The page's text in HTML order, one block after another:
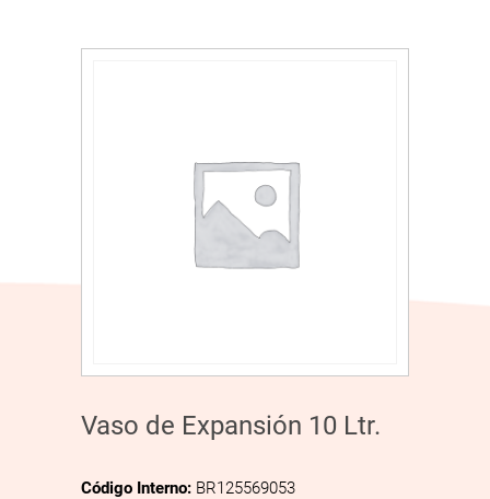
Vaso de Expansión 10 Ltr.
Código Interno: BR125569053